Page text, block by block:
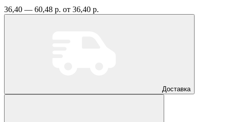
36,40 — 60,48 р. от 36,40 р.
Доставка